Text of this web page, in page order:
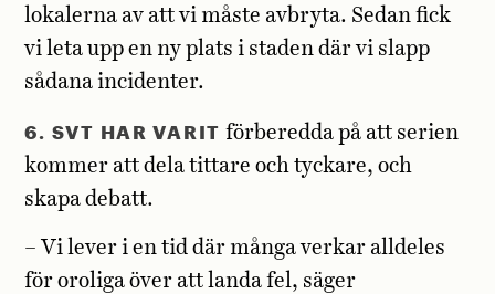
lokalerna av att vi måste avbryta. Sedan fick
vi leta upp en ny plats i staden där vi slapp
sådana incidenter.
6. SVT HAR VARIT förberedda på att serien
kommer att dela tittare och tyckare, och
skapa debatt.
– Vi lever i en tid där många verkar alldeles
för oroliga över att landa fel, säger